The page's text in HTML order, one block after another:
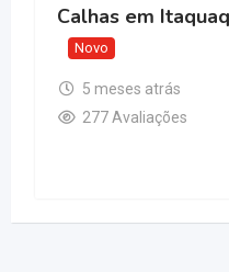
Calhas em
Novo
5 meses atrás
277 Avaliações